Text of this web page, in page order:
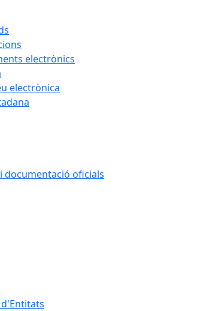
electrònics
electrònica
documentació oficials